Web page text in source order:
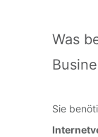
Was
Sie